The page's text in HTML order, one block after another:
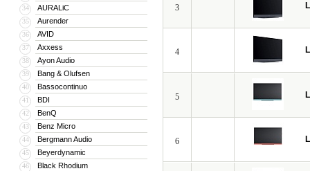
34 AURALiC
35 Aurender
36 AVID
37 Axxess
38 Ayon Audio
39 Bang & Olufsen
40 Bassocontinuo
41 BDI
42 BenQ
43 Benz Micro
44 Bergmann Audio
45 Beyerdynamic
46 Black Rhodium
3
4
5
6